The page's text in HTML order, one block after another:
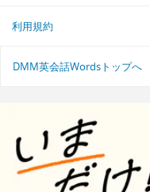
利用規約
DMM英会話Wordsトップへ